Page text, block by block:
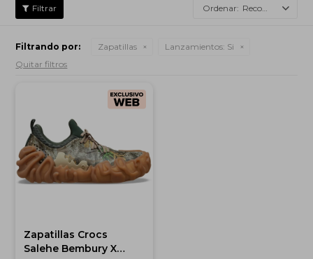
Recomendados
Filtrando por: Zapatillas Lanzamientos: Si
Quitar filtros
Zapatillas Crocs
Salehe Bembury X